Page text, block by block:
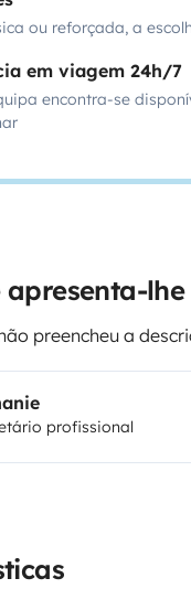
ou reforçada, a
em viagem 24h/7
encontra-se
apresenta-
preencheu a
profissional